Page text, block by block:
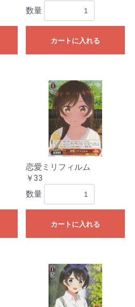
数量
カートに入れる
恋愛ミリフィルム
￥33
数量
カートに入れる